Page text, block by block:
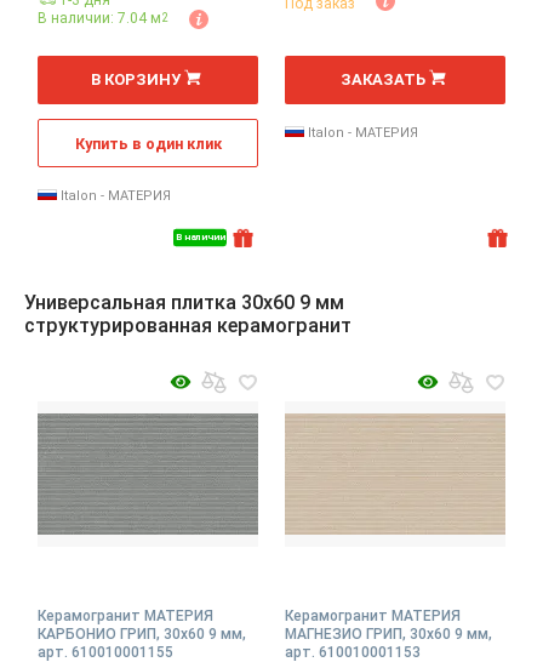
В наличии
В наличии: 7.04 м2
м
В КОРЗИНУ
Купить в один клик
Italon - МАТЕРИЯ
Под заказ
м
ЗАКАЗАТЬ
Italon - МАТЕРИЯ
Универсальная плитка 30x60 9 мм
структурированная керамогранит
Керамогранит МАТЕРИЯ
КАРБОНИО ГРИП, 30x60 9 мм,
арт. 610010001155
Керамогранит МАТЕРИЯ
МАГНЕЗИО ГРИП, 30x60 9 мм,
арт. 610010001153